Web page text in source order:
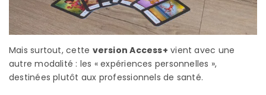
Mais surtout, cette version Access+ vient avec une
autre modalité : les « expériences personnelles »,
destinées plutôt aux professionnels de santé.